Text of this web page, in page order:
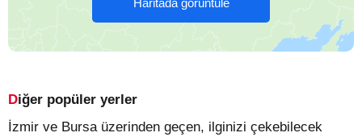
Haritada görüntüle
Diğer popüler yerler
İzmir ve Bursa üzerinden geçen, ilginizi çekebilecek